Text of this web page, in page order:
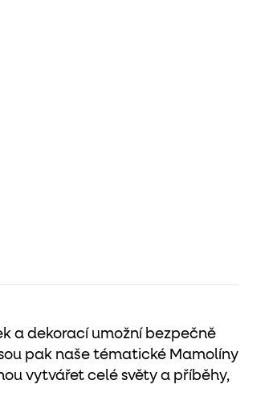
a dekorací umožní bezpečně
pak naše tématické Mamolíny
vytvářet celé světy a příběhy,